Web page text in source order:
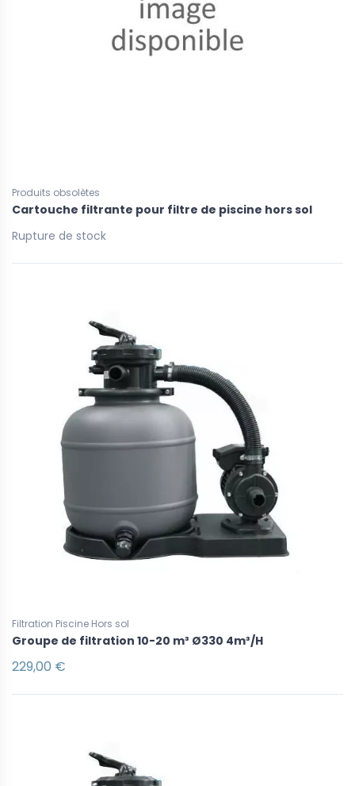
Produits obsolètes
Cartouche filtrante pour filtre de piscine hors sol
Rupture de stock
Filtration Piscine Hors sol
Groupe de filtration 10-20 m³ Ø330 4m³/H
229,00 €